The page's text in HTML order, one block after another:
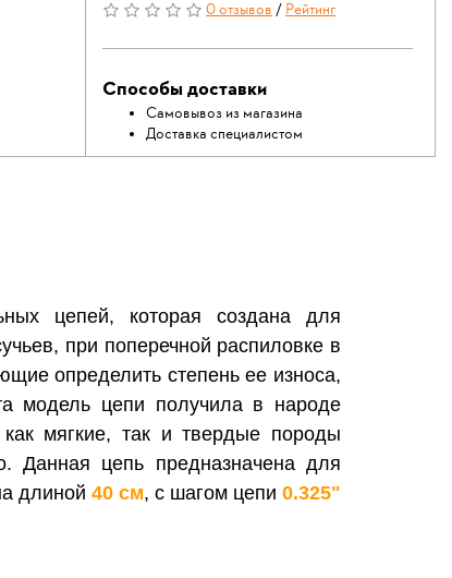
0 отзывов/Рейтинг
Способы доставки
Самовывоз из магазина
Доставка специалистом
цепей, которая создана для
при поперечной распиловке в
определить степень ее износа,
модель цепи получила в народе
мягкие, так и твердые породы
Данная цепь предназначена для
длиной 40 см, с шагом цепи0.325"